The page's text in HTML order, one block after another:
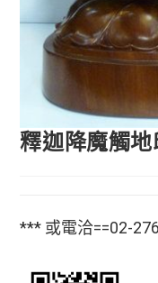
釋迦降魔觸
*** 或電洽==02-